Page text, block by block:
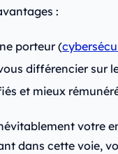
:
porteur (
différencier sur
et mieux
votre
dans cette voie,